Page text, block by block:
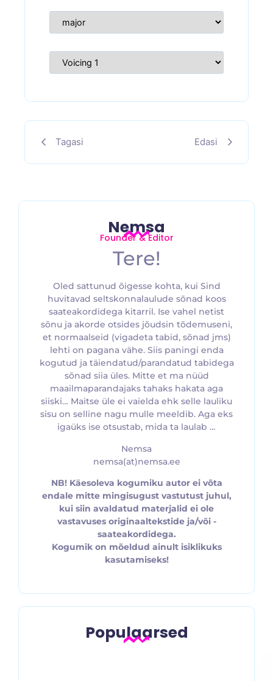
Tagasi Edasi
Nemsa
Founder & Editor
Tere!
Oled sattunud õigesse kohta, kui Sind
huvitavad seltskonnalaulude sõnad koos
saateakordidega kitarril. Ise vahel netist
sõnu ja akorde otsides jõudsin tõdemuseni,
et normaalseid (vigadeta tabid, sõnad jms)
lehti on pagana vähe. Siis paningi enda
kogutud ja täiendatud/parandatud tabidega
sõnad siia üles. Mitte et ma nüüd
maailmaparandajaks tahaks hakata aga
siiski… Maitse üle ei vaielda ehk selle lauliku
sisu on selline nagu mulle meeldib. Aga eks
igaüks ise otsustab, mida ta laulab …
Nemsa
nemsa(at)nemsa.ee
NB! Käesoleva kogumiku autor ei võta
endale mitte mingisugust vastutust juhul,
kui siin avaldatud materjalid ei ole
vastavuses originaaltekstide ja/või -
saateakordidega.
Kogumik on mõeldud ainult isiklikuks
kasutamiseks!
Populaarsed